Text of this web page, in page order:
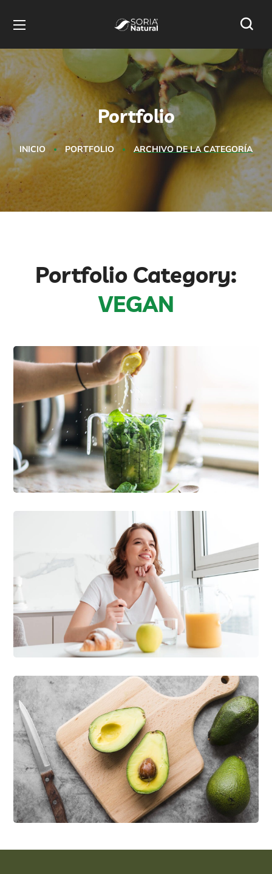
Portfolio
INICIO PORTFOLIO ARCHIVO DE LA CATEGORÍA
Portfolio Category:
VEGAN
The Benefits Of Vitamins
VEGAN
Healthy Breakfasts
VEGAN
Food And Lifestyle
VEGAN